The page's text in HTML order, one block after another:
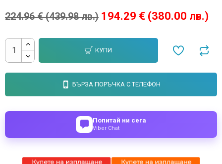
194.29 € (380.00 лв.)
224.96 € (439.98 лв.)
КУПИ
БЪРЗА ПОРЪЧКА С ТЕЛЕФОН
Попитай ни сега
Viber Chat